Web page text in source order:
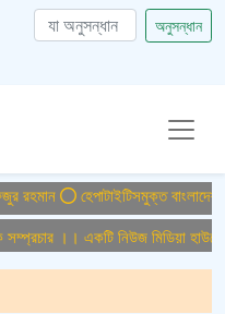
অনুসন্ধান
হেপাটাইটিসমুক্ত বাংলাদেশ গড়ে
।। একটি নিউজ মিডিয়া হাউজের